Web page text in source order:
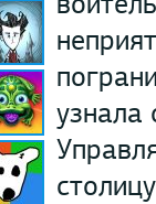
узнала